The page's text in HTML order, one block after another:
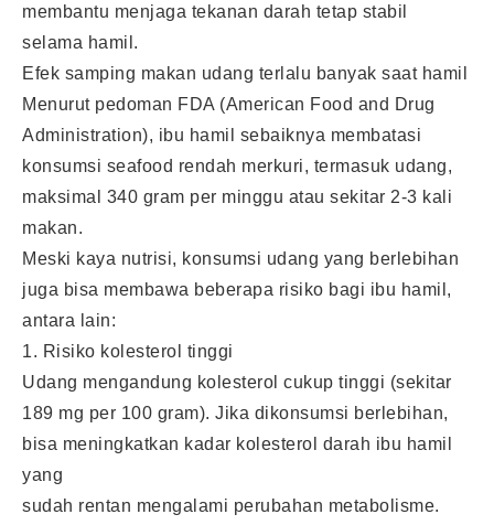
membantu menjaga tekanan darah tetap stabil
selama hamil.
Efek samping makan udang terlalu banyak saat hamil
Menurut pedoman FDA (American Food and Drug
Administration), ibu hamil sebaiknya membatasi
konsumsi seafood rendah merkuri, termasuk udang,
maksimal 340 gram per minggu atau sekitar 2-3 kali
makan.
Meski kaya nutrisi, konsumsi udang yang berlebihan
juga bisa membawa beberapa risiko bagi ibu hamil,
antara lain:
1. Risiko kolesterol tinggi
Udang mengandung kolesterol cukup tinggi (sekitar
189 mg per 100 gram). Jika dikonsumsi berlebihan,
bisa meningkatkan kadar kolesterol darah ibu hamil
yang
sudah rentan mengalami perubahan metabolisme.